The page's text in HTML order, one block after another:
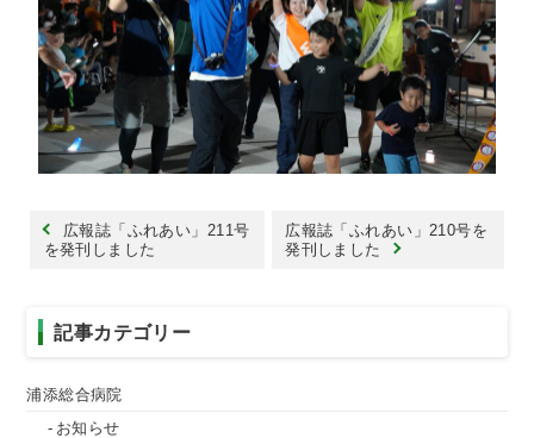
広報誌「ふれあい」211号
を発刊しました
広報誌「ふれあい」210号を
発刊しました
記事カテゴリー
浦添総合病院
お知らせ